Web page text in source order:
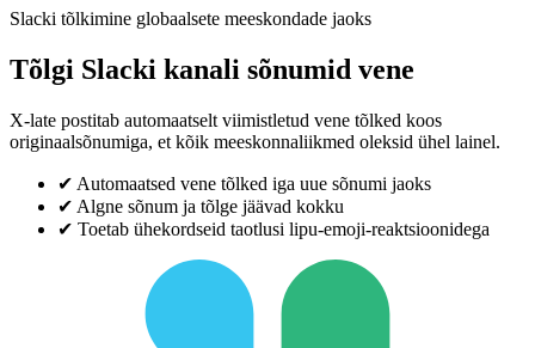
Slacki tõlkimine globaalsete meeskondade jaoks
Tõlgi Slacki kanali sõnumid vene
X-late postitab automaatselt viimistletud vene tõlked koos
originaalsõnumiga, et kõik meeskonnaliikmed oleksid ühel lainel.
✔ Automaatsed vene tõlked iga uue sõnumi jaoks
✔ Algne sõnum ja tõlge jäävad kokku
✔ Toetab ühekordseid taotlusi lipu-emoji-reaktsioonidega